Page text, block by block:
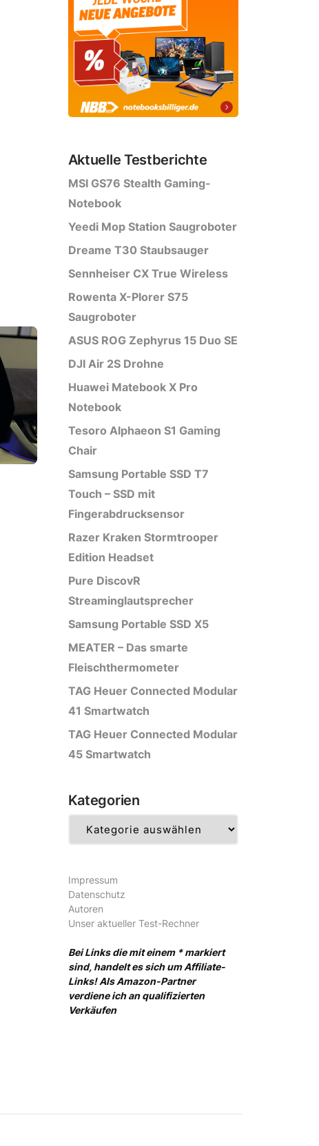
Aktuelle Testberichte
MSI GS76 Stealth Gaming-
Notebook
Yeedi Mop Station Saugroboter
Dreame T30 Staubsauger
Sennheiser CX True Wireless
Rowenta X-Plorer S75
Saugroboter
ASUS ROG Zephyrus 15 Duo SE
DJI Air 2S Drohne
Huawei Matebook X Pro
Notebook
Tesoro Alphaeon S1 Gaming
Chair
Samsung Portable SSD T7
Touch – SSD mit
Fingerabdrucksensor
Razer Kraken Stormtrooper
Edition Headset
Pure DiscovR
Streaminglautsprecher
Samsung Portable SSD X5
MEATER – Das smarte
Fleischthermometer
TAG Heuer Connected Modular
41 Smartwatch
TAG Heuer Connected Modular
45 Smartwatch
Kategorien
Impressum
Datenschutz
Autoren
Unser aktueller Test-Rechner
Bei Links die mit einem * markiert
sind, handelt es sich um Affiliate-
Links! Als Amazon-Partner
verdiene ich an qualifizierten
Verkäufen